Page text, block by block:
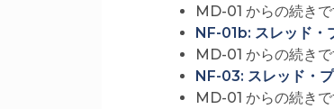
MD-01 からの続き
NF-01b: スレッド・
MD-01 からの続き
NF-03: スレッド・
MD-01 からの続き